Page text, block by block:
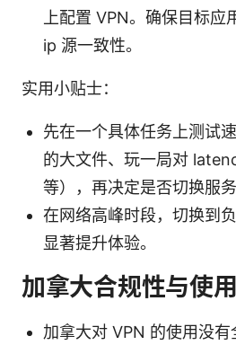
上配置 VPN。确保目标
ip 源一致性。
实用小贴士：
先在一个具体任务上测试
的大文件、玩一局对
等），再决定是否切换服务
在网络高峰时段，切换到
显著提升体验。
加拿大合规性与使
加拿大对 VPN 的使用没